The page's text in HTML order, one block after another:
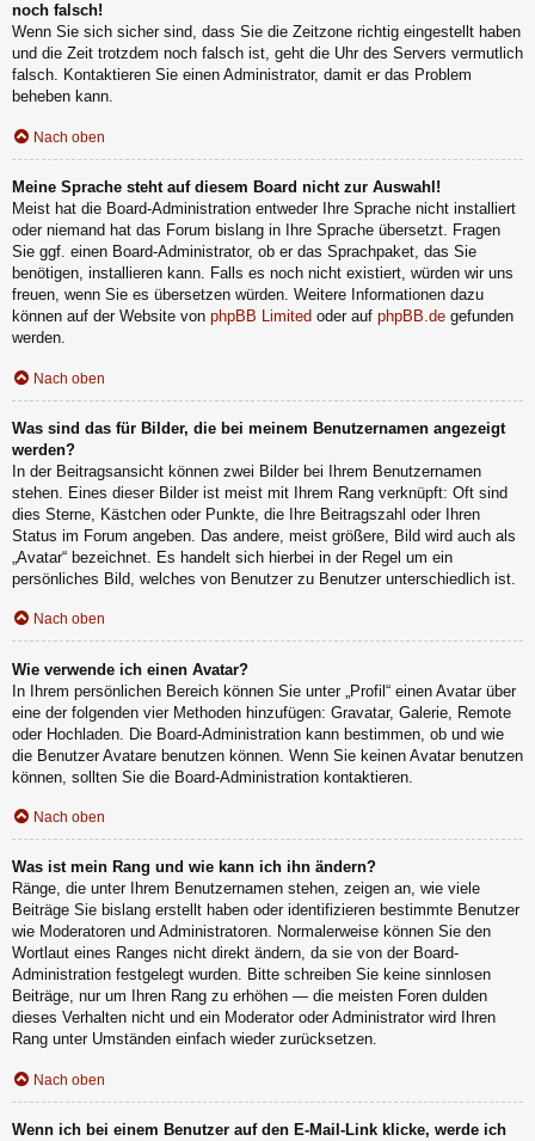
noch falsch!
Wenn Sie sich sicher sind, dass Sie die Zeitzone richtig eingestellt haben
und die Zeit trotzdem noch falsch ist, geht die Uhr des Servers vermutlich
falsch. Kontaktieren Sie einen Administrator, damit er das Problem
beheben kann.
Nach oben
Meine Sprache steht auf diesem Board nicht zur Auswahl!
Meist hat die Board-Administration entweder Ihre Sprache nicht installiert
oder niemand hat das Forum bislang in Ihre Sprache übersetzt. Fragen
Sie ggf. einen Board-Administrator, ob er das Sprachpaket, das Sie
benötigen, installieren kann. Falls es noch nicht existiert, würden wir uns
freuen, wenn Sie es übersetzen würden. Weitere Informationen dazu
können auf der Website von phpBB Limited oder auf phpBB.de gefunden
werden.
Nach oben
Was sind das für Bilder, die bei meinem Benutzernamen angezeigt
werden?
In der Beitragsansicht können zwei Bilder bei Ihrem Benutzernamen
stehen. Eines dieser Bilder ist meist mit Ihrem Rang verknüpft: Oft sind
dies Sterne, Kästchen oder Punkte, die Ihre Beitragszahl oder Ihren
Status im Forum angeben. Das andere, meist größere, Bild wird auch als
„Avatar“ bezeichnet. Es handelt sich hierbei in der Regel um ein
persönliches Bild, welches von Benutzer zu Benutzer unterschiedlich ist.
Nach oben
Wie verwende ich einen Avatar?
In Ihrem persönlichen Bereich können Sie unter „Profil“ einen Avatar über
eine der folgenden vier Methoden hinzufügen: Gravatar, Galerie, Remote
oder Hochladen. Die Board-Administration kann bestimmen, ob und wie
die Benutzer Avatare benutzen können. Wenn Sie keinen Avatar benutzen
können, sollten Sie die Board-Administration kontaktieren.
Nach oben
Was ist mein Rang und wie kann ich ihn ändern?
Ränge, die unter Ihrem Benutzernamen stehen, zeigen an, wie viele
Beiträge Sie bislang erstellt haben oder identifizieren bestimmte Benutzer
wie Moderatoren und Administratoren. Normalerweise können Sie den
Wortlaut eines Ranges nicht direkt ändern, da sie von der Board-
Administration festgelegt wurden. Bitte schreiben Sie keine sinnlosen
Beiträge, nur um Ihren Rang zu erhöhen — die meisten Foren dulden
dieses Verhalten nicht und ein Moderator oder Administrator wird Ihren
Rang unter Umständen einfach wieder zurücksetzen.
Nach oben
Wenn ich bei einem Benutzer auf den E-Mail-Link klicke, werde ich